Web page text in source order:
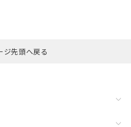
ジ先頭へ戻る